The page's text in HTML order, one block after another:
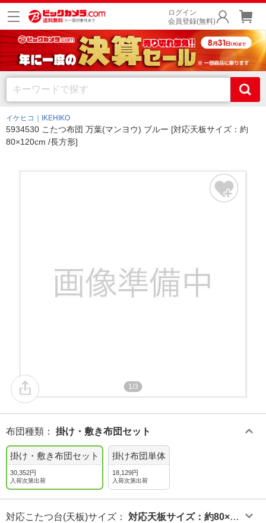
ログイン
会員登録(無料)
イケヒコ｜IKEHIKO
5934530 こたつ布団 万葉(マンヨウ) ブルー [対応天板サイズ：約
80×120cm /長方形]
1/3
布団種類 ： 掛け・敷き布団セット
掛け・敷き布団セット
30,352円
入荷次第出荷
掛け布団単体
18,129円
入荷次第出荷
対応こたつ台(天板)サイズ ： 対応天板サイズ：約80×12